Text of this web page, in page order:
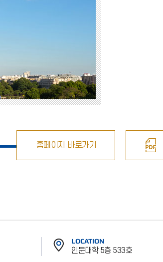
홈페이지 바로가기
LOCATION
인문대학 5층 533호